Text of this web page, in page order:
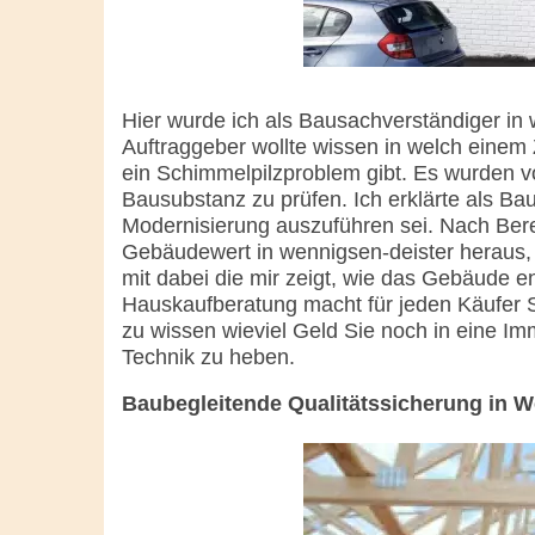
Hier wurde ich als Bausachverständiger
Auftraggeber wollte wissen in welch
ein Schimmelpilzproblem gibt. Es wurden
Bausubstanz zu prüfen. Ich erklärte als
Modernisierung auszuführen sei. Nach
Gebäudewert in wennigsen-deister
mit dabei die mir zeigt, wie das Gebäude
Hauskaufberatung macht für jeden Käufer
zu wissen wieviel Geld Sie noch in eine
Technik zu heben.
Baubegleitende Qualitätssicherung in